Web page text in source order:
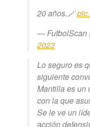
20 años.🪄
— FutbolScan
2023
Lo seguro es
siguiente
Mantilla es un
con la que
Se le ve un
acción